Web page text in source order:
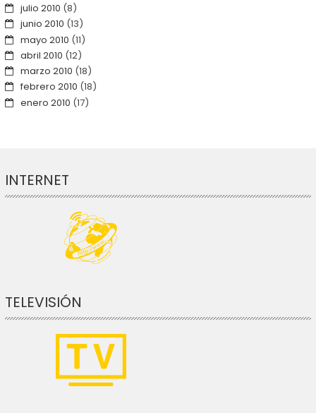
julio 2010 (8)
junio 2010 (13)
mayo 2010 (11)
abril 2010 (12)
marzo 2010 (18)
febrero 2010 (18)
enero 2010 (17)
INTERNET
TELEVISIÓN